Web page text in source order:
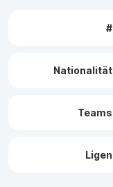
#
Nationalität
Teams
Ligen